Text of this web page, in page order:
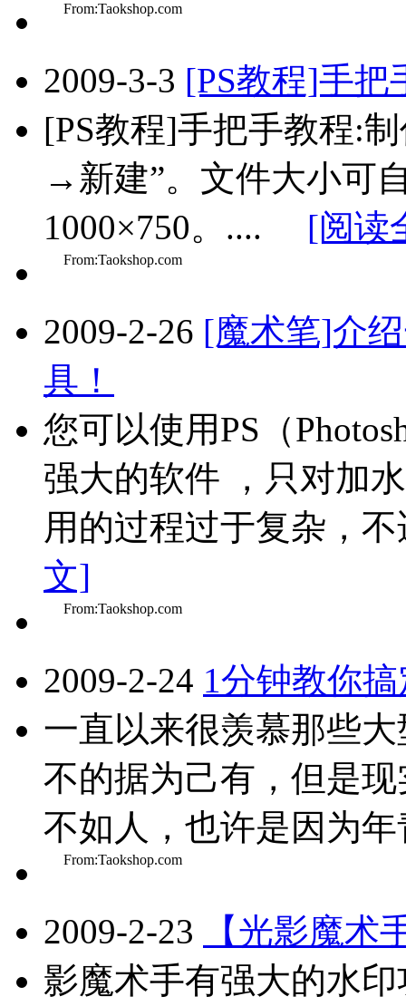
From:Taokshop.com
2009-3-3 [PS教程]手把
[PS教程]手把手教程:
→新建”。文件大小可
1000×750。.... [阅读
From:Taokshop.com
2009-2-26 [魔术笔]介
具！
您可以使用PS（
强大的软件 ，只对加
用的过程过于复杂，
文]
From:Taokshop.com
2009-2-24 1分钟教你
一直以来很羡慕那些
不的据为己有，但是
不如人，也许是因为
From:Taokshop.com
2009-2-23
【光影魔术
影魔术手有强大的水